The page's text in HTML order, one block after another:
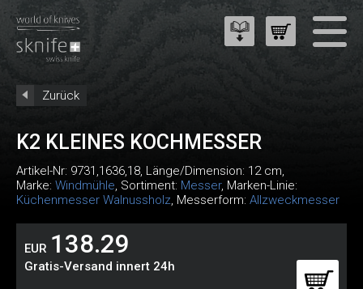
Zurück
K2 KLEINES KOCHMESSER
Artikel-Nr: 9731,1636,18, Länge/Dimension: 12 cm,
Marke: Windmühle, Sortiment: Messer, Marken-Linie:
Küchenmesser Walnussholz, Messerform: Allzweckmesser
EUR 138.29
Gratis-Versand innert 24h